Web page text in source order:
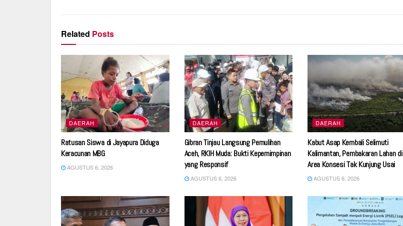
k
Related Posts
DAERAH
Ratusan Siswa di Jayapura Diduga
Keracunan MBG
AGUSTUS 6, 2026
DAERAH
Gibran Tinjau Langsung Pemulihan
Aceh, RKIH Muda: Bukti Kepemimpinan
yang Responsif
AGUSTUS 6, 2026
DAERAH
Kabut Asap Kembali Selimuti
Kalimantan, Pembakaran Lahan di
Area Konsesi Tak Kunjung Usai
AGUSTUS 6, 2026